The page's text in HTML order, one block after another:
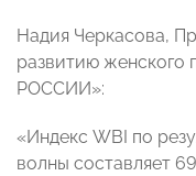
Надия Черкасова,
развитию женского
РОССИИ»:
«Индекс WBI по
волны составляет